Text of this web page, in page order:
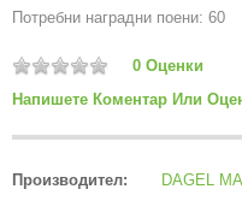
Потребни наградни поени: 60
0 Оценки
Напишете Коментар Или
Производител: DAGEL